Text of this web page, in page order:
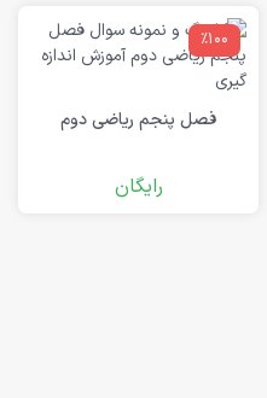
٪100
فصل پنجم ریاضی دوم
رایگان